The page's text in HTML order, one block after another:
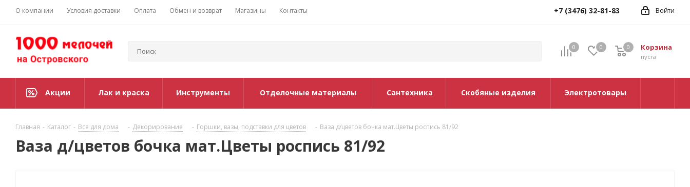
О компании Условия доставки Оплата Обмен и возврат Магазины Контакты Войти
+7 (3476) 32-81-83
0 0 Корзина
0
пуста
0
Акции Лак и краска Инструменты Отделочные материалы Сантехника Скобяные изделия Электротовары
Главная - Каталог - Все для дома - Декорирование - Горшки, вазы, подставки для цветов - Ваза д/цветов бочка мат.Цветы роспись 81/92
Ваза д/цветов бочка мат.Цветы роспись 81/92